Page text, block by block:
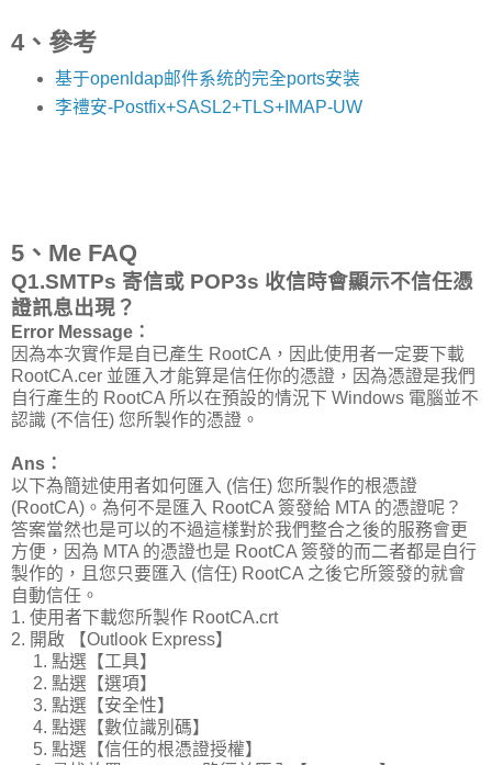
4、參考
基于openldap邮件系统的完全ports安装
李禮安-Postfix+SASL2+TLS+IMAP-UW
5、Me FAQ
Q1.SMTPs 寄信或 POP3s 收信時會顯示不信任憑
證訊息出現？
Error Message：
因為本次實作是自已產生 RootCA，因此使用者一定要下載
RootCA.cer 並匯入才能算是信任你的憑證，因為憑證是我們
自行產生的 RootCA 所以在預設的情況下 Windows 電腦並不
認識 (不信任) 您所製作的憑證。
Ans：
以下為簡述使用者如何匯入 (信任) 您所製作的根憑證
(RootCA)。為何不是匯入 RootCA 簽發給 MTA 的憑證呢？
答案當然也是可以的不過這樣對於我們整合之後的服務會更
方便，因為 MTA 的憑證也是 RootCA 簽發的而二者都是自行
製作的，且您只要匯入 (信任) RootCA 之後它所簽發的就會
自動信任。
1. 使用者下載您所製作 RootCA.crt
2. 開啟 【Outlook Express】
1. 點選【工具】
2. 點選【選項】
3. 點選【安全性】
4. 點選【數位識別碼】
5. 點選【信任的根憑證授權】